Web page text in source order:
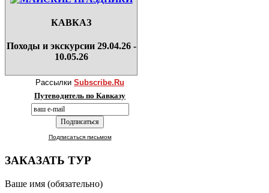
КАВКАЗ
Походы и экскурсии 29.04.26 -
10.05.26
Рассылки Subscribe.Ru
Путеводитель по Кавказу
Подписаться письмом
ЗАКАЗАТЬ ТУР
Ваше имя (обязательно)